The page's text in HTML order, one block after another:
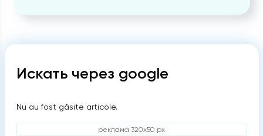
Искать через google
Nu au fost găsite articole.
реклама 320x50 px